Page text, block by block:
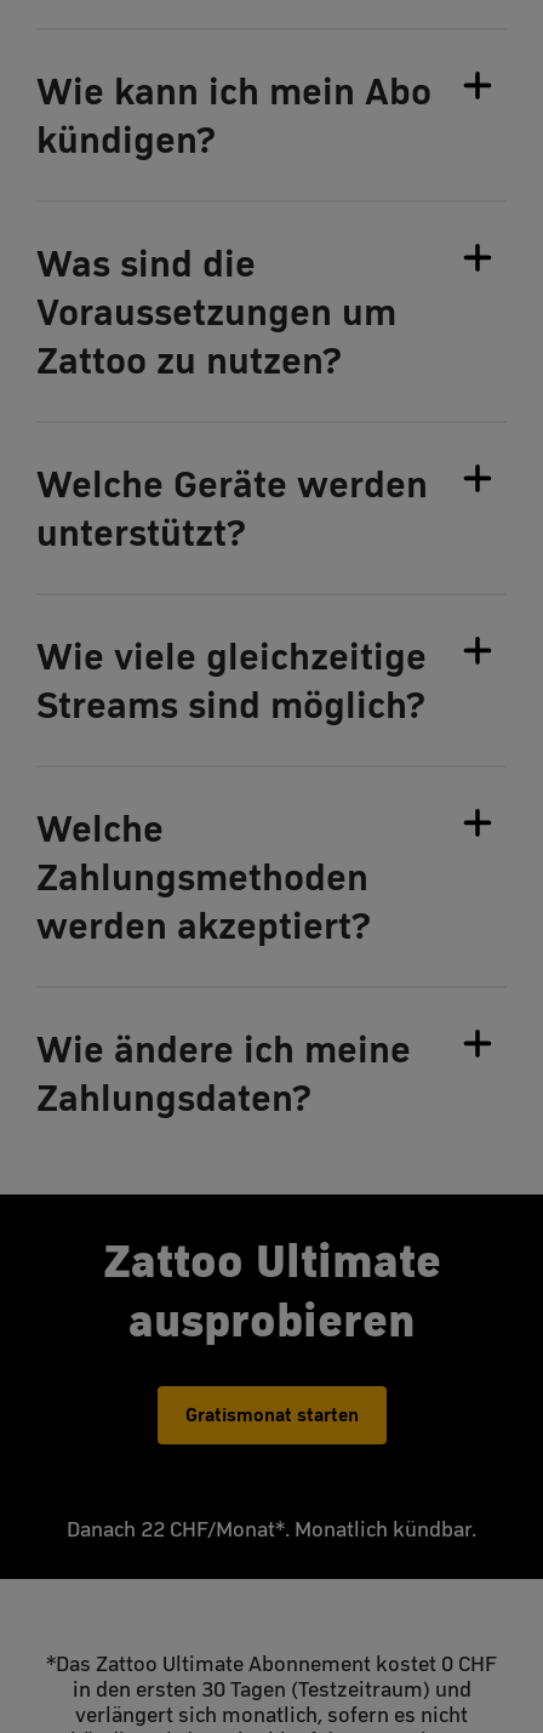
Wie kann ich mein Abo
kündigen?
Was sind die
Voraussetzungen um
Zattoo zu nutzen?
Welche Geräte werden
unterstützt?
Wie viele gleichzeitige
Streams sind möglich?
Welche
Zahlungsmethoden
werden akzeptiert?
Wie ändere ich meine
Zahlungsdaten?
Zattoo Ultimate
ausprobieren
Gratismonat starten
Danach 22 CHF/Monat*. Monatlich kündbar.
*Das Zattoo Ultimate Abonnement kostet 0 CHF
in den ersten 30 Tagen (Testzeitraum) und
verlängert sich monatlich, sofern es nicht